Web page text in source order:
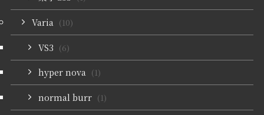
Varia (10)
VS3 (6)
hyper nova (1)
normal burr (1)